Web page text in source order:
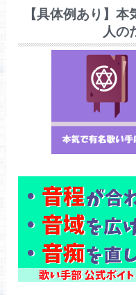
【具体例あり】
人の